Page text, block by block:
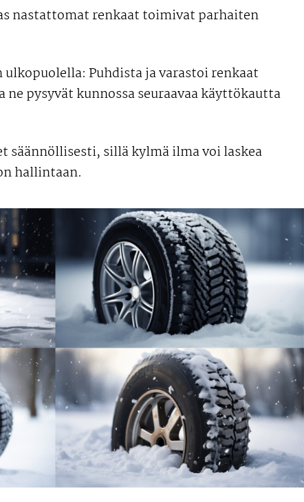
nastattomat renkaat toimivat parhaiten
Puhdista ja varastoi renkaat
pysyvät kunnossa seuraavaa käyttökautta
säännöllisesti, sillä kylmä ilma voi laskea
hallintaan.